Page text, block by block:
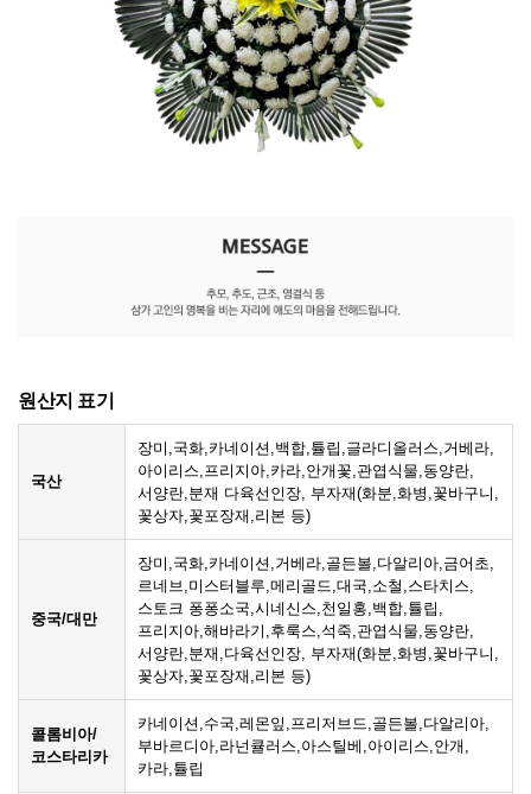
원산지 표기
국산
장미,국화,카네이션,백합,튤립,글라디올러스,거베라,
아이리스,프리지아,카라,안개꽃,관엽식물,동양란,
서양란,분재 다육선인장, 부자재(화분,화병,꽃바구니,
꽃상자,꽃포장재,리본 등)
중국/대만
장미,국화,카네이션,거베라,골든볼,다알리아,금어초,
르네브,미스터블루,메리골드,대국,소철,스타치스,
스토크 퐁퐁소국,시네신스,천일홍,백합,튤립,
프리지아,해바라기,후룩스,석죽,관엽식물,동양란,
서양란,분재,다육선인장, 부자재(화분,화병,꽃바구니,
꽃상자,꽃포장재,리본 등)
콜롬비아/
코스타리카
카네이션,수국,레몬잎,프리저브드,골든볼,다알리아,
부바르디아,라넌큘러스,아스틸베,아이리스,안개,
카라,튤립